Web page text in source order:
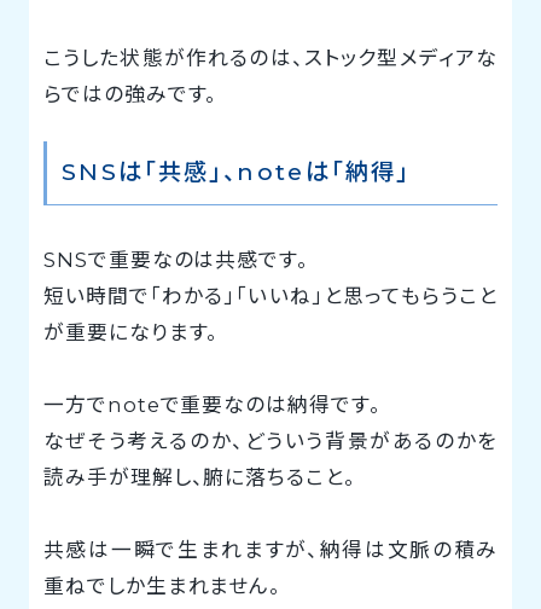
こうした状態が作れるのは、ストック型メディアな
らではの強みです。
SNSは「共感」、noteは「納得」
SNSで重要なのは共感です。
短い時間で「わかる」「いいね」と思ってもらうこと
が重要になります。
一方でnoteで重要なのは納得です。
なぜそう考えるのか、どういう背景があるのかを
読み手が理解し、腑に落ちること。
共感は一瞬で生まれますが、納得は文脈の積み
重ねでしか生まれません。